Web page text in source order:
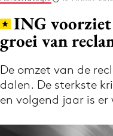
Log in
Volg het laatste
ING
groei van
De omzet van de
dalen. De sterkste
en volgend jaar is